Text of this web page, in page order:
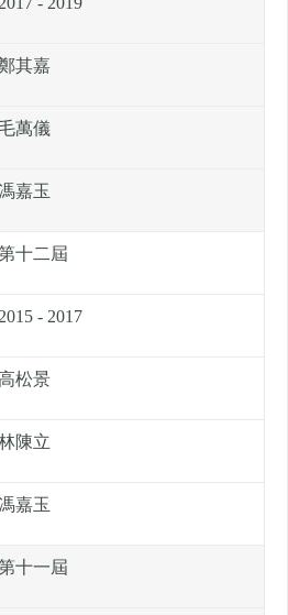
其嘉
萬儀
馮嘉玉
十二屆
2015 - 2017
松景
陳立
馮嘉玉
十一屆